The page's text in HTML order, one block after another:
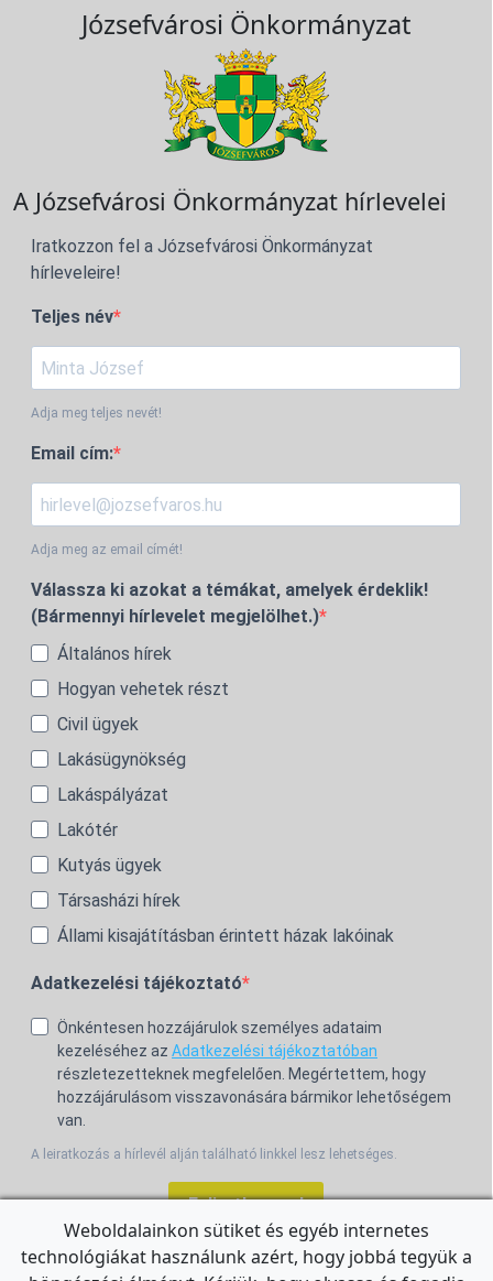
Józsefvárosi Önkormányzat
A Józsefvárosi Önkormányzat hírlevelei
Iratkozzon fel a Józsefvárosi Önkormányzat
hírleveleire!
Teljes név
Adja meg teljes nevét!
Email cím:
Adja meg az email címét!
Válassza ki azokat a témákat, amelyek érdeklik!
(Bármennyi hírlevelet megjelölhet.)
Általános hírek
Hogyan vehetek részt
Civil ügyek
Lakásügynökség
Lakáspályázat
Lakótér
Kutyás ügyek
Társasházi hírek
Állami kisajátításban érintett házak lakóinak
Adatkezelési tájékoztató
Önkéntesen hozzájárulok személyes adataim
kezeléséhez az Adatkezelési tájékoztatóban
részletezetteknek megfelelően. Megértettem, hogy
hozzájárulásom visszavonására bármikor lehetőségem
van.
A leiratkozás a hírlevél alján található linkkel lesz lehetséges.
Feliratkozom!
Weboldalainkon sütiket és egyéb internetes
technológiákat használunk azért, hogy jobbá tegyük a